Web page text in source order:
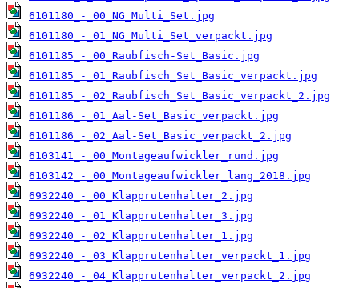
6101180_-_00_NG_Multi_Set.jpg
6101180_-_01_NG_Multi_Set_verpackt.jpg
6101185_-_00_Raubfisch-Set_Basic.jpg
6101185_-_01_Raubfisch_Set_Basic_verpackt.jpg
6101185_-_02_Raubfisch_Set_Basic_verpackt_2.jpg
6101186_-_01_Aal-Set_Basic_verpackt.jpg
6101186_-_02_Aal-Set_Basic_verpackt_2.jpg
6103141_-_00_Montageaufwickler_rund.jpg
6103142_-_00_Montageaufwickler_lang_2018.jpg
6932240_-_00_Klapprutenhalter_2.jpg
6932240_-_01_Klapprutenhalter_3.jpg
6932240_-_02_Klapprutenhalter_1.jpg
6932240_-_03_Klapprutenhalter_verpackt_1.jpg
6932240_-_04_Klapprutenhalter_verpackt_2.jpg